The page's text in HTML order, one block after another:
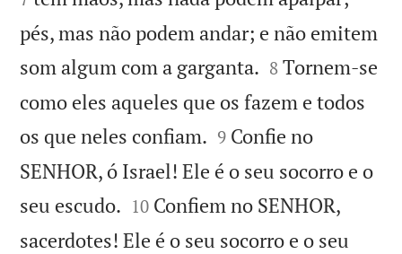
pés, mas não podem andar; e não emitem
som algum com a garganta. 

8 Tornem-se
como eles aqueles que os fazem e todos
os que neles confiam. 

9 Confie no
SENHOR, ó Israel! Ele é o seu socorro e o
seu escudo. 

10 Confiem no SENHOR,
sacerdotes! Ele é o seu socorro e o seu